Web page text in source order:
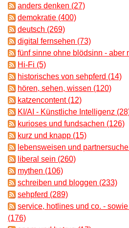
anders denken (27)
demokratie (400)
deutsch (269)
digital fernsehen (73)
fünf sinne ohne blödsinn - aber
Hi-Fi (5)
historisches von sehpferd (14)
hören, sehen, wissen (120)
katzencontent (12)
KI/AI - Künstliche Intelligenz
kurioses und fundsachen (126)
kurz und knapp (15)
lebensweisen und
liberal sein (260)
mythen (106)
schreiben und bloggen (233)
sehpferd (289)
service, hotlines und co. -
(176)